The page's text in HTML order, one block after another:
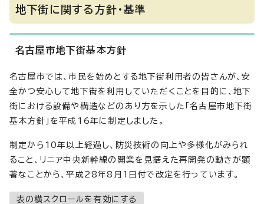
地下街に関する方針・基準
名古屋市地下街基本方針
名古屋市では、市民を始めとする地下街利用者の皆さんが、安
全かつ安心して地下街を利用していただくことを目的に、地下
街における設備や構造などのあり方を示した「名古屋市地下街
基本方針」を平成16年に制定しました。
制定から10年以上経過し、防災技術の向上や多様化がみられ
ること、リニア中央新幹線の開業を見据えた再開発の動きが顕
著なことから、平成28年8月1日付で改定を行っています。
表の横スクロールを有効にする